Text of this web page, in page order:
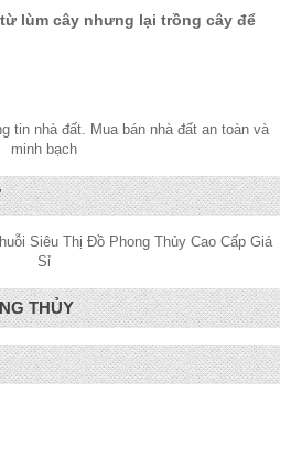
lùm cây nhưng lại trồng cây để
THỦY